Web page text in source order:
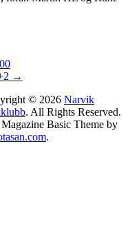
→
© 2026 Narvik
. All Rights Reserved.
Basic Theme by
.